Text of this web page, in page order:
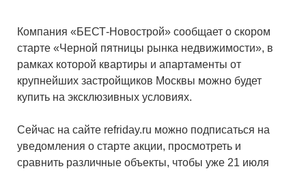
Компания «БЕСТ-Новострой» сообщает о скором
старте «Черной пятницы рынка недвижимости», в
рамках которой квартиры и апартаменты от
крупнейших застройщиков Москвы можно будет
купить на эксклюзивных условиях.
Сейчас на сайте refriday.ru можно подписаться на
уведомления о старте акции, просмотреть и
сравнить различные объекты, чтобы уже 21 июля